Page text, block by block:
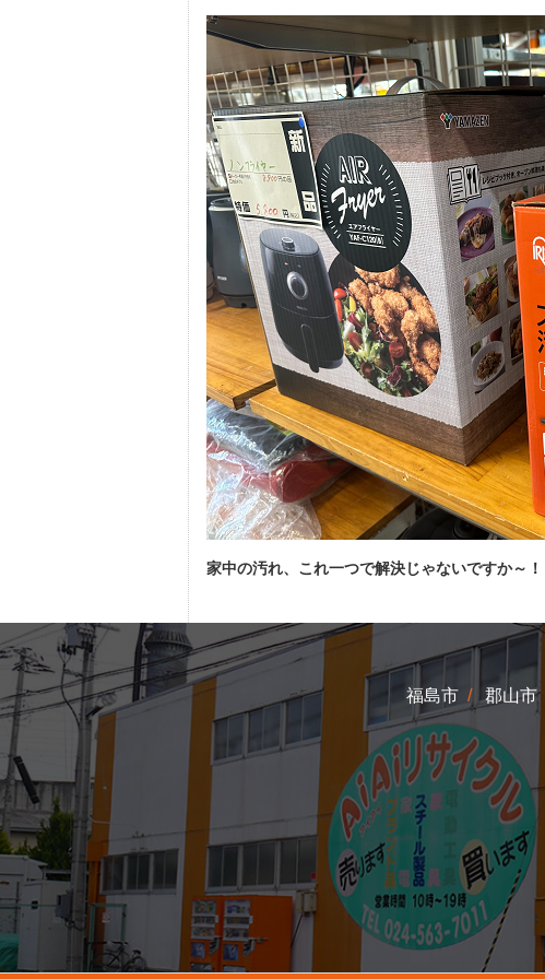
家中の汚れ、これ一つで解決じゃないですか～！
福島市 郡山市